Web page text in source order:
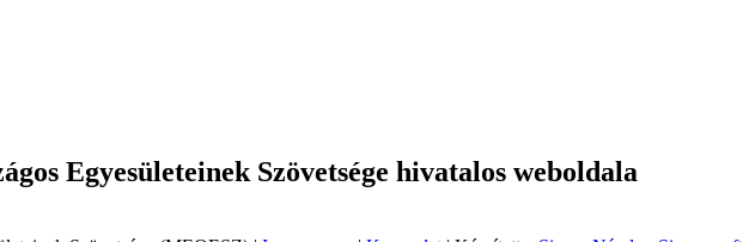
Egyesületeinek Szövetsége hivatalos weboldala